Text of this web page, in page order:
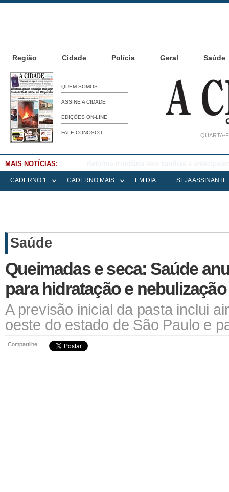
Região Cidade Polícia Geral Saúde
QUEM SOMOS
ASSINE A CIDADE
EDIÇÕES ON-LINE
FALE CONOSCO QUARTA-
MAIS NOTÍCIAS:
CADERNO 1 CADERNO MAIS EM DIA SEJA ASSINANTE
Saúde
Queimadas e seca: Saúde
para hidratação e nebulização
A previsão inicial da pasta inclui
oeste do estado de São Paulo e
Compartilhe: